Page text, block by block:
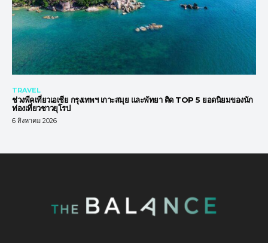
TRAVEL
ช่วงพีคเที่ยวเอเชีย กรุงเทพฯ เกาะสมุย และพัทยา ติด TOP 5 ยอดนิยมของนัก
ท่องเที่ยวชาวยุโรป
6 สิงหาคม 2026